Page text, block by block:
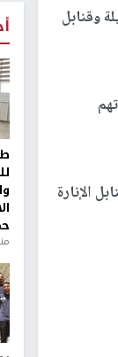
وقنابل
الإنارة